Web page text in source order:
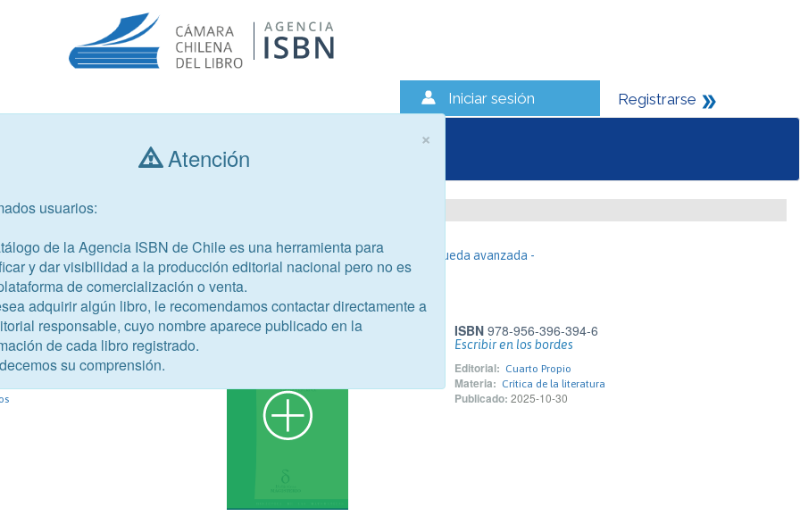
Iniciar sesión Registrarse
Consultar libros
Año de publicación
- Búsqueda avanzada -
2
Javier
ISBN 978-956-396-394-6
Escribir en los bordes
Editorial: Cuarto Propio
Materia: Crítica de la literatura
Publicado: 2025-10-30
×
Atención
usuarios:
de la Agencia ISBN de Chile es una herramienta para
y dar visibilidad a la producción editorial nacional pero no es
de comercialización o venta.
adquirir algún libro, le recomendamos contactar directamente a
responsable, cuyo nombre aparece publicado en la
de cada libro registrado.
su comprensión.